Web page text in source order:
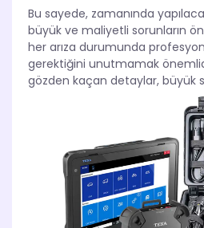
Bu sayede, zamanında
büyük ve maliyetli sorunların
her arıza durumunda
gerektiğini unutmamak
gözden kaçan detaylar, büyük